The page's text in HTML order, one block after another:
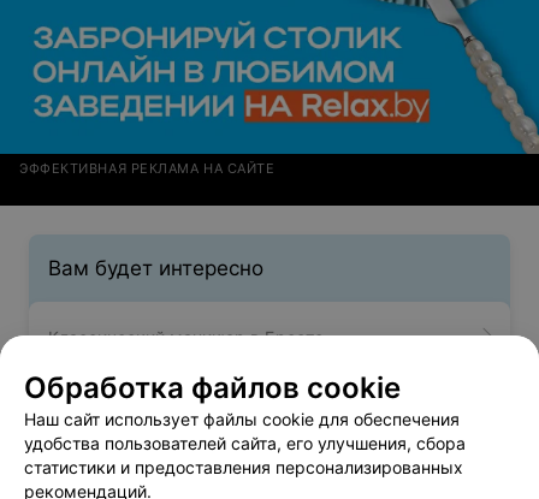
ЭФФЕКТИВНАЯ РЕКЛАМА НА САЙТЕ
Вам будет интересно
Классический маникюр в Бресте
Мужской маникюр в Бресте
Французский маникюр в Бресте
Обработка файлов cookie
Наш сайт использует файлы cookie для обеспечения
удобства пользователей сайта, его улучшения, сбора
статистики и предоставления персонализированных
рекомендаций.